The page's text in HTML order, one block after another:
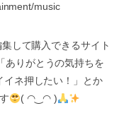
music
して購入できるサイト
ありがとうの気持ちを
イネ押したい！」とか
( ◠‿◠ )